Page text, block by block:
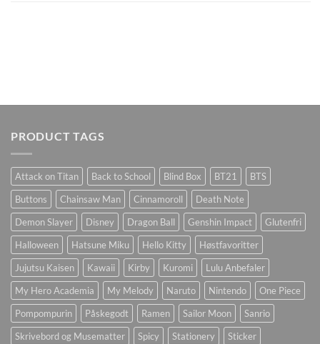
PRODUCT TAGS
Attack on Titan Back to School Blind Box BT21
BTS
Buttons
Chainsaw Man Cinnamoroll
Death Note
Demon Slayer
Disney Dragon Ball Genshin Impact
Glutenfri
Halloween
Hatsune Miku Hello Kitty
Høstfavoritter
Jujutsu Kaisen
Kawaii Kirby Kuromi
Lulu Anbefaler
My Hero Academia
My Melody Naruto Nintendo
One Piece
Pompompurin
Påskegodt Ramen Sailor Moon
Sanrio
Skrivebord og Musematter
Spicy Stationery
Sticker